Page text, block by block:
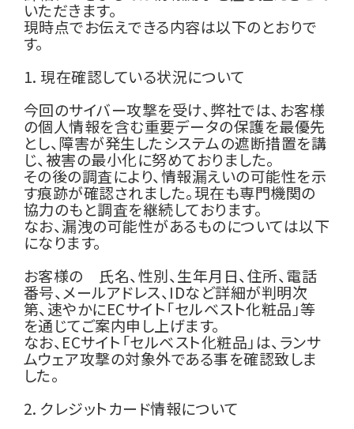
いただきます。
現時点でお伝えできる内容は以下のとおりで
す。
1. 現在確認している状況について
今回のサイバー攻撃を受け、弊社では、お客様
の個人情報を含む重要データの保護を最優先
とし、障害が発生したシステムの遮断措置を講
じ、被害の最小化に努めておりました。
その後の調査により、情報漏えいの可能性を示
す痕跡が確認されました。現在も専門機関の
協力のもと調査を継続しております。
なお、漏洩の可能性があるものについては以下
になります。
お客様の 氏名、性別、生年月日、住所、電話
番号、メールアドレス、IDなど詳細が判明次
第、速やかにECサイト「セルベスト化粧品」等
を通じてご案内申し上げます。
なお、ECサイト「セルベスト化粧品」は、ランサ
ムウェア攻撃の対象外である事を確認致しま
した。
2. クレジットカード情報について